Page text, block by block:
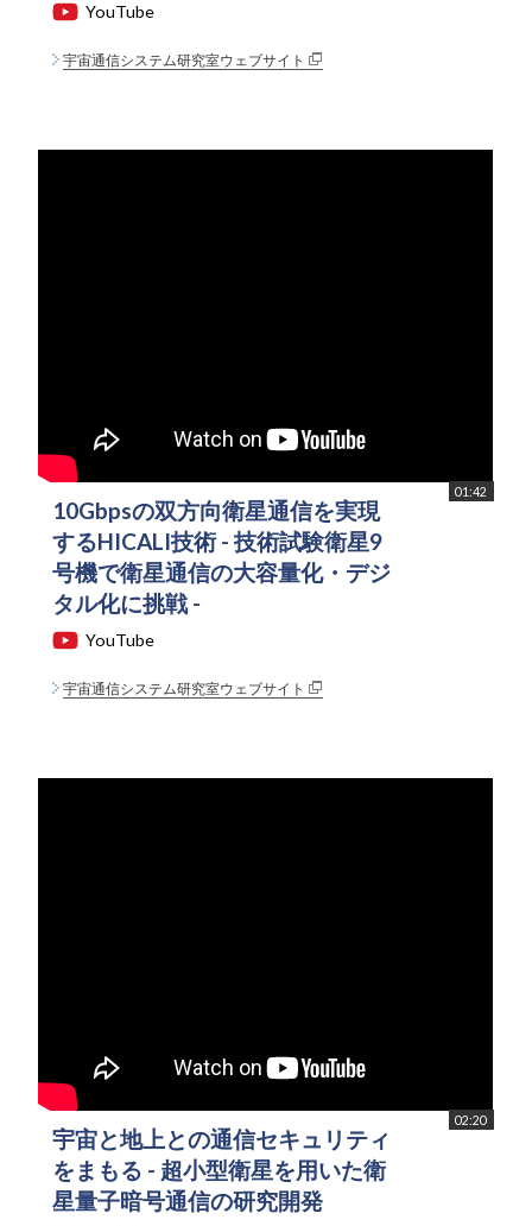
YouTube
宇宙通信システム研究室ウェブサイト
01:42
10Gbpsの双方向衛星通信を実現
するHICALI技術 - 技術試験衛星9
号機で衛星通信の大容量化・デジ
タル化に挑戦 -
YouTube
宇宙通信システム研究室ウェブサイト
02:20
宇宙と地上との通信セキュリティ
をまもる - 超小型衛星を用いた衛
星量子暗号通信の研究開発